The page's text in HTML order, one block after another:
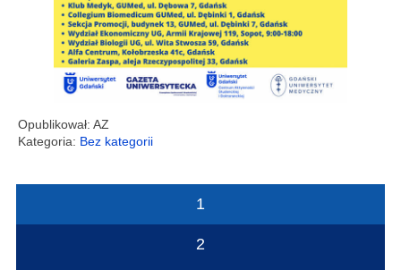
Opublikował: AZ
Kategoria: Bez kategorii
wpisów
1
2